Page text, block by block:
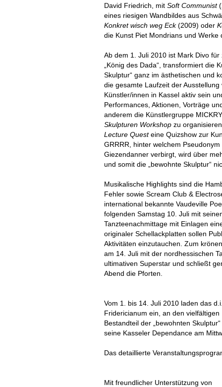
David Friedrich, mit Soft Communist
eines riesigen Wandbildes aus
Konkret wisch weg Eck(2009) oder
die Kunst Piet Mondrians und Werke
Ab dem 1. Juli 2010 ist Mark Divo
„König des Dada“, transformiert die
Skulptur“ ganz im ästhetischen und
die gesamte Laufzeit der
Künstler/innen in Kassel aktiv sein
Performances, Aktionen, Vorträge
anderem die Künstlergruppe
Skulpturen Workshop zu
Lecture Questeine Quizshow zur
GRRRR, hinter welchem
Giezendanner verbirgt, wird über
und somit die „bewohnte Skulptur“
Musikalische Highlights sind die
Fehler sowie Scream Club &
international bekannte Vaudeville
folgenden Samstag 10. Juli mit
Tanzteenachmittage mit Einlagen
originaler Schellackplatten sollen
Aktivitäten einzutauchen. Zum
am 14. Juli mit der nordhessischen
ultimativen Superstar und schließt
Abend die Pforten.
Vom 1. bis 14. Juli 2010 laden das
Fridericianum ein, an den
Bestandteil der „bewohnten
seine Kasseler Dependance am
Das detaillierte
Mit freundlicher Unterstützung von